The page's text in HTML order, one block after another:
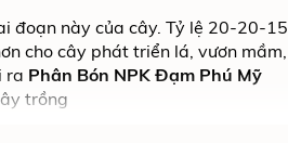
đoạn này của cây. Tỷ lệ 20-20-15
cho cây phát triển lá, vươn mầm,
ra Phân Bón NPK Đạm Phú Mỹ
trồng